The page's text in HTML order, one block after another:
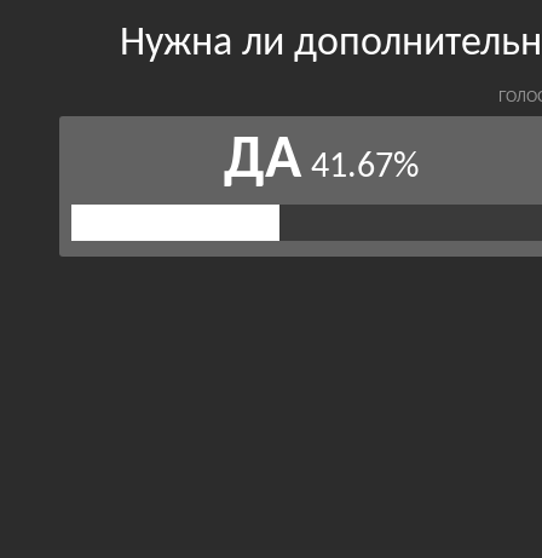
Нужна ли
ДА 41.67%